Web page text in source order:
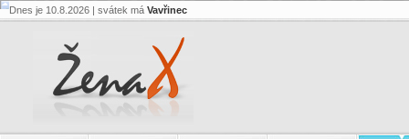
Tinie
Dnes je 10.8.2026 | svátek má Vavřinec